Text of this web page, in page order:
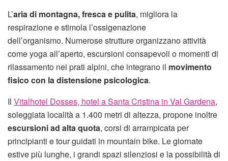
L’aria di montagna, fresca e pulita, migliora la
respirazione e stimola l’ossigenazione
dell’organismo. Numerose strutture organizzano attività
come yoga all’aperto, escursioni consapevoli o momenti di
rilassamento nei prati alpini, che integrano il movimento
fisico con la distensione psicologica.
Il Vitalhotel Dosses, hotel a Santa Cristina in Val Gardena,
soleggiata località a 1.400 metri di altezza, propone inoltre
escursioni ad alta quota, corsi di arrampicata per
principianti e tour guidati in mountain bike. Le giornate
estive più lunghe, i grandi spazi silenziosi e la possibilità di